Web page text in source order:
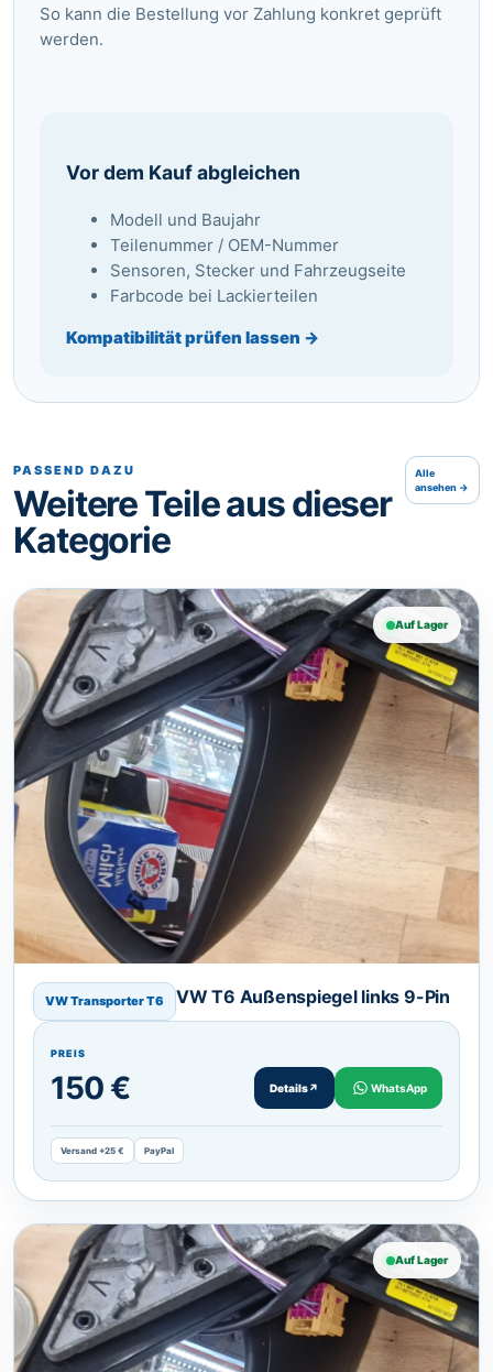
So kann die Bestellung vor Zahlung konkret geprüft
werden.
Vor dem Kauf abgleichen
Modell und Baujahr
Teilenummer / OEM-Nummer
Sensoren, Stecker und Fahrzeugseite
Farbcode bei Lackierteilen
Kompatibilität prüfen lassen →
PASSEND DAZU
Weitere Teile aus dieser
Kategorie
Alle
ansehen →
Auf Lager
VW Transporter T6 VW T6 Außenspiegel links 9-Pin
PREIS
150 € Details↗ WhatsApp
Versand +25 € PayPal
Auf Lager